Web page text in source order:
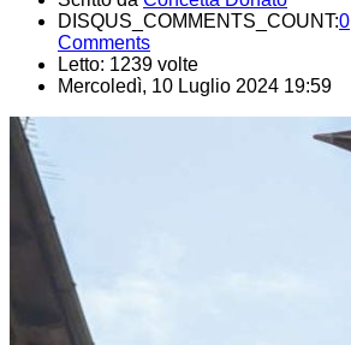
DISQUS_COMMENTS_COUNT:0
Comments
Letto: 1239 volte
Mercoledì, 10 Luglio 2024 19:59